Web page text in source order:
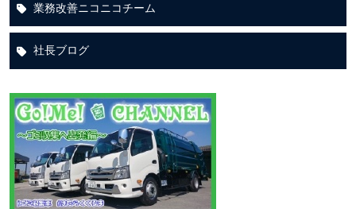
業務改善ニコニコチーム
社長ブログ